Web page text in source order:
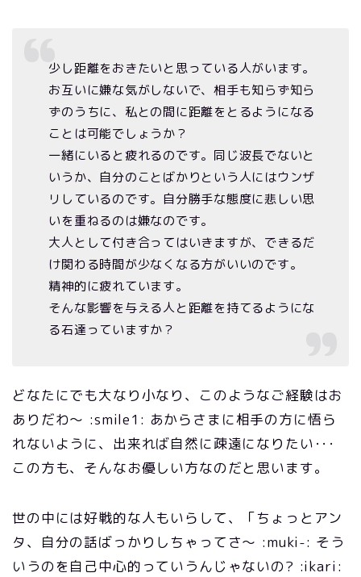
少し距離をおきたいと思っている人がいます。
お互いに嫌な気がしないで、相手も知らず知ら
ずのうちに、私との間に距離をとるようになる
ことは可能でしょうか？
一緒にいると疲れるのです。同じ波長でないと
いうか、自分のことばかりという人にはウンザ
リしているのです。自分勝手な態度に悲しい思
いを重ねるのは嫌なのです。
大人として付き合ってはいきますが、できるだ
け関わる時間が少なくなる方がいいのです。
精神的に疲れています。
そんな影響を与える人と距離を持てるようにな
る石達っていますか？
どなたにでも大なり小なり、このようなご経験はお
ありだわ～ :smile1: あからさまに相手の方に悟ら
れないように、出来れば自然に疎遠になりたい･･･
この方も、そんなお優しい方なのだと思います。
世の中には好戦的な人もいらして、「ちょっとアン
タ、自分の話ばっかりしちゃってさ～ :muki-: そう
いうのを自己中心的っていうんじゃないの? :ikari: